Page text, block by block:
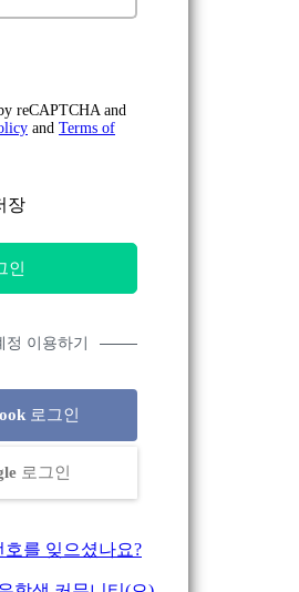
reCAPTCHA and
and Terms of
장
정 이용하기
로그인
로그인
호를 잊으셨나요?